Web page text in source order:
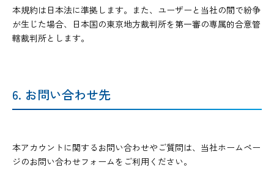
本規約は日本法に準拠します。また、ユーザーと当社の間で紛争
が生じた場合、日本国の東京地方裁判所を第一審の専属的合意管
轄裁判所とします。
6. お問い合わせ先
本アカウントに関するお問い合わせやご質問は、当社ホームペー
ジのお問い合わせフォームをご利用ください。